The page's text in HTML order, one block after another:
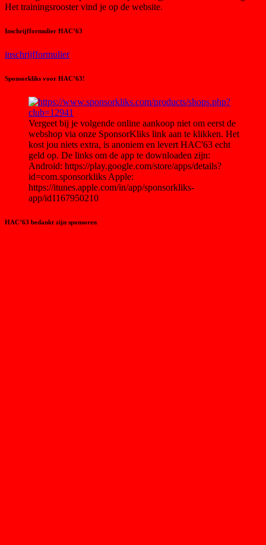
Het trainingsrooster vind je op de website.
Inschrijfformulier HAC’63
inschrijfformulier
Sponsorkliks voor HAC’63!
Vergeet bij je volgende online aankoop niet om eerst de
webshop via onze SponsorKliks link aan te klikken. Het
kost jou niets extra, is anoniem en levert HAC'63 echt
geld op. De links om de app te downloaden zijn:
Android: https://play.google.com/store/apps/details?
id=com.sponsorkliks Apple:
https://itunes.apple.com/in/app/sponsorkliks-
app/id1167950210
HAC’63 bedankt zijn sponsoren